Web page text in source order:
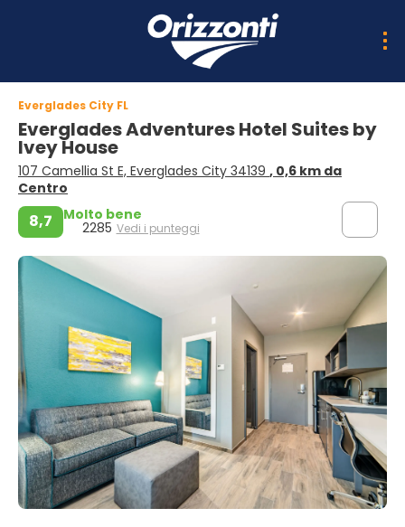
Everglades City FL
Everglades Adventures Hotel Suites by
Ivey House
107 Camellia St E, Everglades City 34139 , 0,6 km da
Centro
8,7 Molto bene
2285 Vedi i punteggi